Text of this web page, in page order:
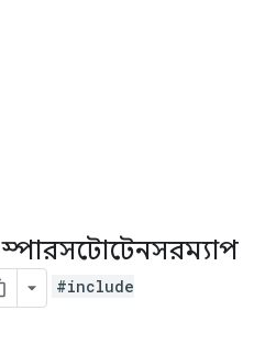
স্পারসটোটেনসরম্যাপ
#include